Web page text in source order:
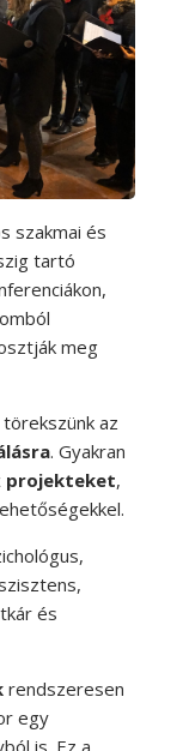
szakmai és
tartó
meg
az
. Gyakran
projekteket,
és
rendszeresen
egy